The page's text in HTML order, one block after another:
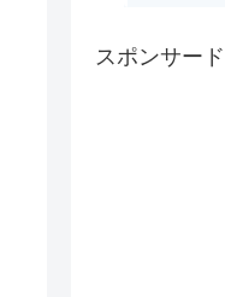
スポンサー